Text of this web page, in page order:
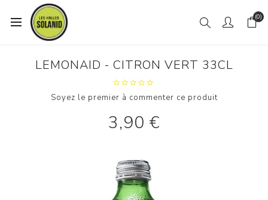
(0)
LEMONAID - CITRON VERT 33CL
Soyez le premier à commenter ce produit
3,90 €